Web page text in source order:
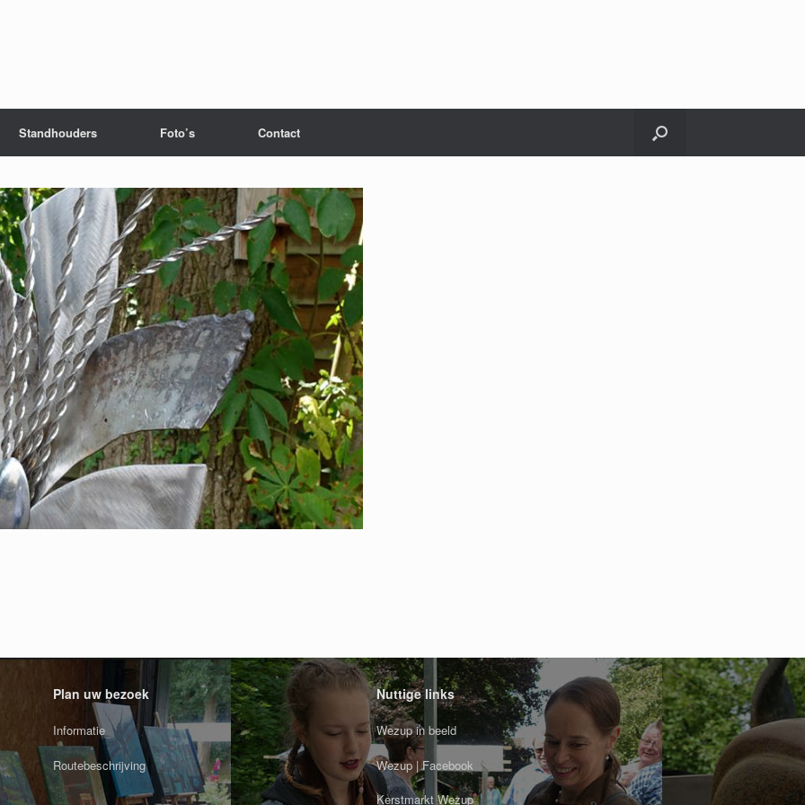
Standhouders Foto’s Contact
Plan uw bezoek
Informatie
Routebeschrijving
Nuttige links
Wezup in beeld
Wezup | Facebook
Kerstmarkt Wezup